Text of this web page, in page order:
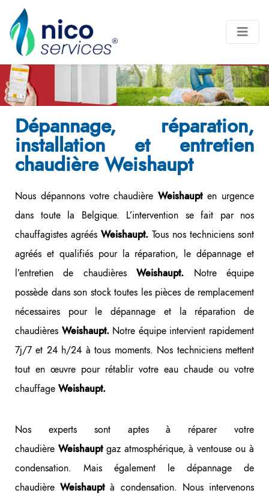
Dépannage, réparation,
installation et entretien
chaudière Weishaupt
Nous dépannons votre chaudièreWeishaupten urgence
dans toute la Belgique. L’intervention se fait par nos
chauffagistes agréés Weishaupt. Tous nos techniciens sont
agréés et qualifiés pour la réparation, le dépannage et
l’entretien de chaudièresWeishaupt.
Notre équipe
possède dans son stock toutes les pièces de remplacement
nécessaires pour le dépannage et la réparation de
chaudières Weishaupt.Notre équipe intervient rapidement
7j/7 et 24 h/24 à tous moments. Nos techniciens mettent
tout en œuvre pour rétablir votre eau chaude ou votre
chauffage Weishaupt.
Nos experts sont aptes à réparer votre
chaudière Weishaupt gaz atmosphérique, à ventouse ou à
condensation. Mais également le dépannage de
chaudièreWeishauptà condensation. Nous intervenons